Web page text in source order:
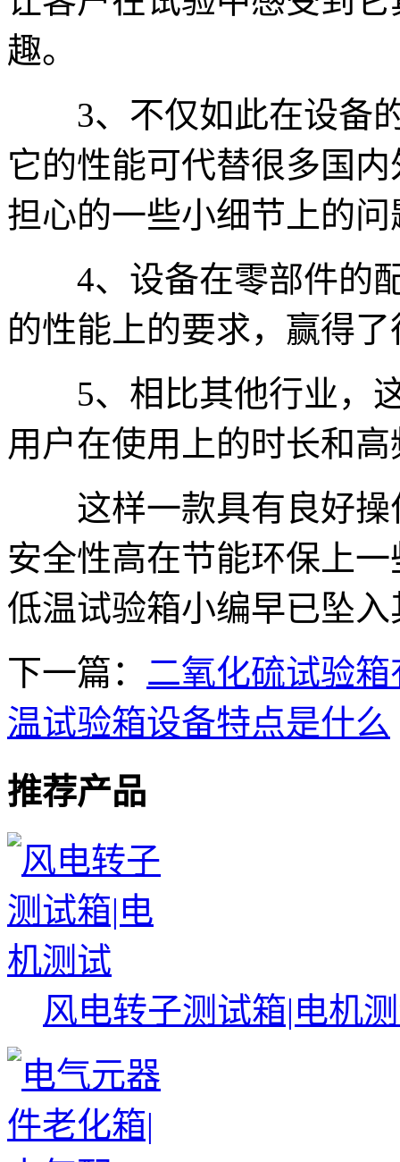
趣。
3、不仅如此在设备的
它的性能可代替很多国
担心的一些小细节上的问
4、设备在零部件的配
的性能上的要求，赢得
5、相比其他行业，这
用户在使用上的时长和
这样一款具有良好操
安全性高在节能环保上
低温试验箱小编早已坠
下一篇： 二氧化硫试验
温试验箱设备特点是什么
推荐产品
风电转子测试箱|电机